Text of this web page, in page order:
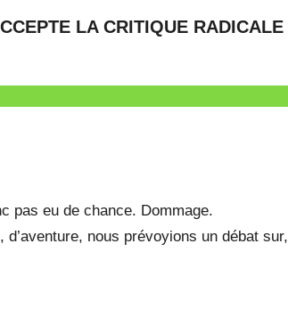
LA CRITIQUE RADICALE
pas eu de chance. Dommage.
nous prévoyions un débat sur,